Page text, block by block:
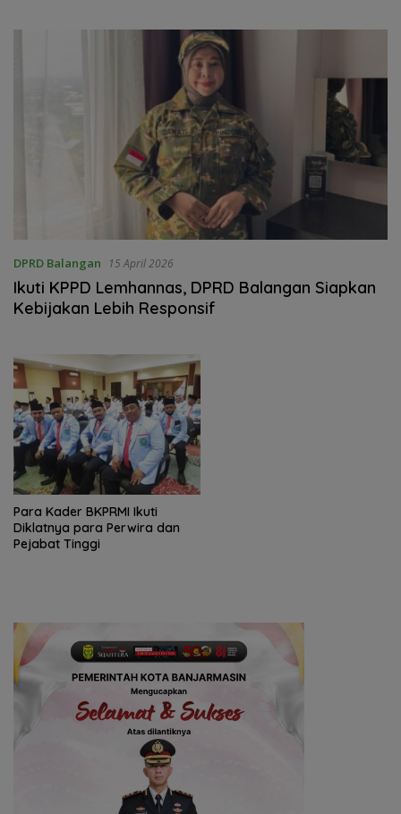
DPRD Balangan 15 April 2026
Ikuti KPPD Lemhannas, DPRD Balangan Siapkan
Kebijakan Lebih Responsif
Para Kader BKPRMI Ikuti
Diklatnya para Perwira dan
Pejabat Tinggi